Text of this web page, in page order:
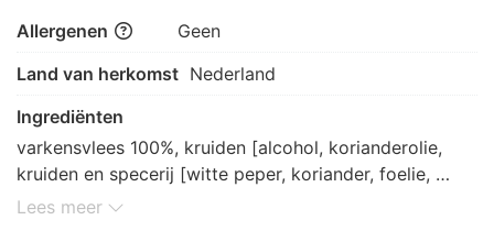
Allergenen
Geen
Land van herkomst Nederland
Ingrediënten
varkensvlees 100%, kruiden [alcohol, korianderolie,
kruiden en specerij [witte peper, koriander, foelie,
gemberpoeder, nootmuskaat, kurkuma], palmolie,
Lees meer